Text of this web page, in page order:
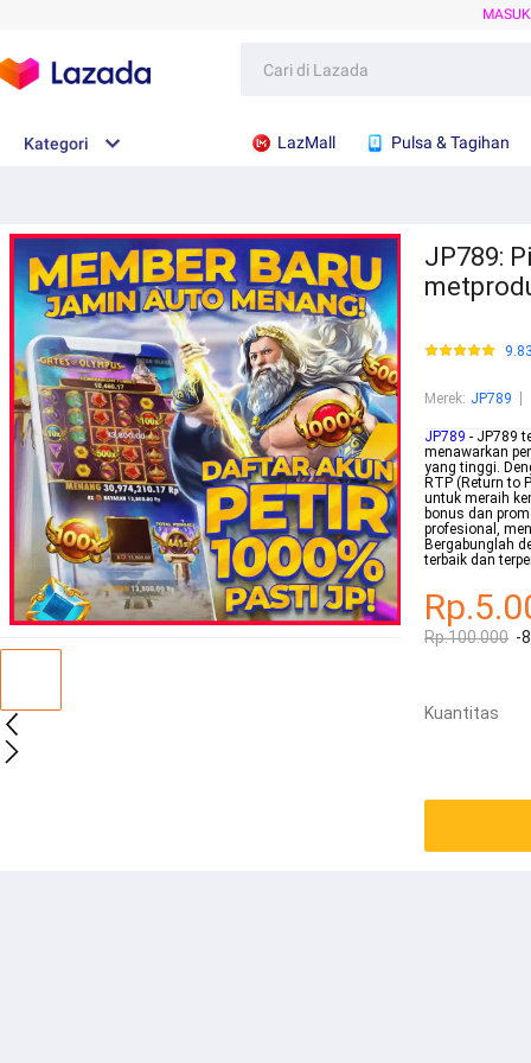
Kategori LazMall Pulsa & Tagihan
JP789:
Merek: JP789
JP789 - JP789
menawarkan
yang tinggi.
RTP (Return to
untuk meraih
bonus dan
profesional,
Bergabunglah
terbaik dan
Rp.100.000 -
Kuantitas